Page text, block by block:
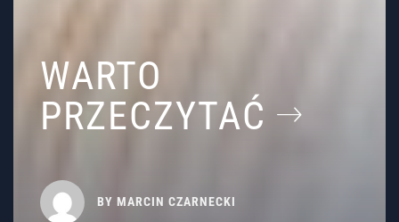
WARTO
PRZECZYTAĆ
BY MARCIN CZARNECKI